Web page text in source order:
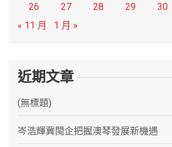
26
27 28 29 30
« 11 月
1 月 »
近期文章
(無標題)
岑浩輝冀閩企把握澳琴發展新機遇